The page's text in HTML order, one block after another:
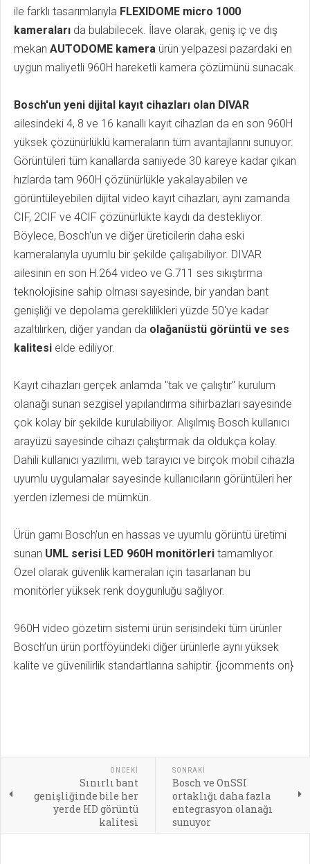
ile farklı tasarımlarıyla FLEXIDOME micro 1000
kameraları da bulabilecek. İlave olarak, geniş iç ve dış
mekan AUTODOME kamera ürün yelpazesi pazardaki en
uygun maliyetli 960H hareketli kamera çözümünü sunacak.
Bosch'un yeni dijital kayıt cihazları olan DIVAR
ailesindeki 4, 8 ve 16 kanallı kayıt cihazları da en son 960H
yüksek çözünürlüklü kameraların tüm avantajlarını sunuyor.
Görüntüleri tüm kanallarda saniyede 30 kareye kadar çıkan
hızlarda tam 960H çözünürlükle yakalayabilen ve
görüntüleyebilen dijital video kayıt cihazları, aynı zamanda
CIF, 2CIF ve 4CIF çözünürlükte kaydı da destekliyor.
Böylece, Bosch'un ve diğer üreticilerin daha eski
kameralarıyla uyumlu bir şekilde çalışabiliyor. DIVAR
ailesinin en son H.264 video ve G.711 ses sıkıştırma
teknolojisine sahip olması sayesinde, bir yandan bant
genişliği ve depolama gereklilikleri yüzde 50'ye kadar
azaltılırken, diğer yandan da olağanüstü görüntü ve ses
kalitesi elde ediliyor.
Kayıt cihazları gerçek anlamda "tak ve çalıştır" kurulum
olanağı sunan sezgisel yapılandırma sihirbazları sayesinde
çok kolay bir şekilde kurulabiliyor. Alışılmış Bosch kullanıcı
arayüzü sayesinde cihazı çalıştırmak da oldukça kolay.
Dahili kullanıcı yazılımı, web tarayıcı ve birçok mobil cihazla
uyumlu uygulamalar sayesinde kullanıcıların görüntüleri her
yerden izlemesi de mümkün.
Ürün gamı Bosch'un en hassas ve uyumlu görüntü üretimi
sunan UML serisi LED 960H monitörleri tamamlıyor.
Özel olarak güvenlik kameraları için tasarlanan bu
monitörler yüksek renk doygunluğu sağlıyor.
960H video gözetim sistemi ürün serisindeki tüm ürünler
Bosch’un ürün portföyündeki diğer ürünlerle aynı yüksek
kalite ve güvenilirlik standartlarına sahiptir. {jcomments on}
ÖNCEKI
Sınırlı bant
genişliğinde bile her
yerde HD görüntü
kalitesi
SONRAKI
Bosch ve OnSSI
ortaklığı daha fazla
entegrasyon olanağı
sunuyor